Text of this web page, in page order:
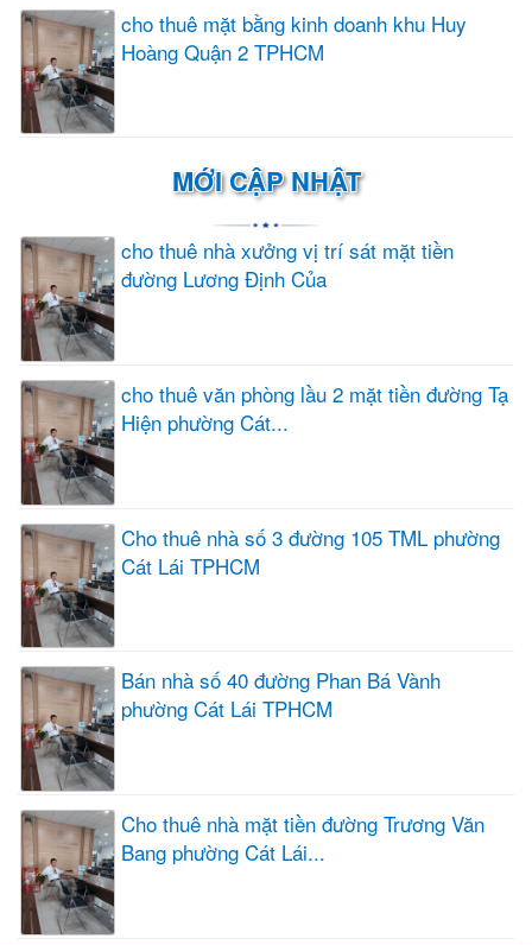
cho thuê mặt bằng kinh doanh khu Huy
Hoàng Quận 2 TPHCM
MỚI CẬP NHẬT
cho thuê nhà xưởng vị trí sát mặt tiền
đường Lương Định Của
cho thuê văn phòng lầu 2 mặt tiền đường Tạ
Hiện phường Cát...
Cho thuê nhà số 3 đường 105 TML phường
Cát Lái TPHCM
Bán nhà số 40 đường Phan Bá Vành
phường Cát Lái TPHCM
Cho thuê nhà mặt tiền đường Trương Văn
Bang phường Cát Lái...